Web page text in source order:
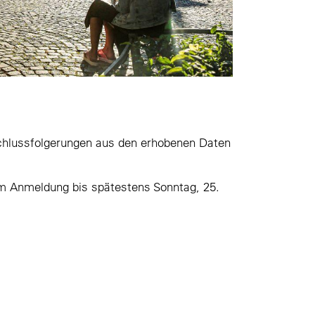
aus den erhobenen Daten
Anmeldung bis spätestens Sonntag, 25.